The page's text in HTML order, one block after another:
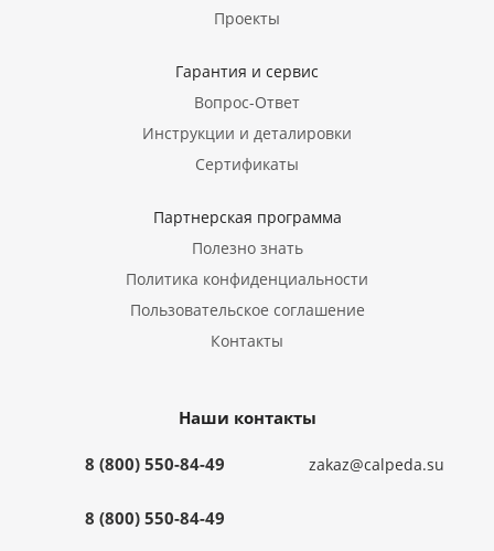
Проекты
Гарантия и сервис
Вопрос-Ответ
Инструкции и деталировки
Сертификаты
Партнерская программа
Полезно знать
Политика конфиденциальности
Пользовательское соглашение
Контакты
Наши контакты
8 (800) 550-84-49
8 (800) 550-84-49
zakaz@calpeda.su